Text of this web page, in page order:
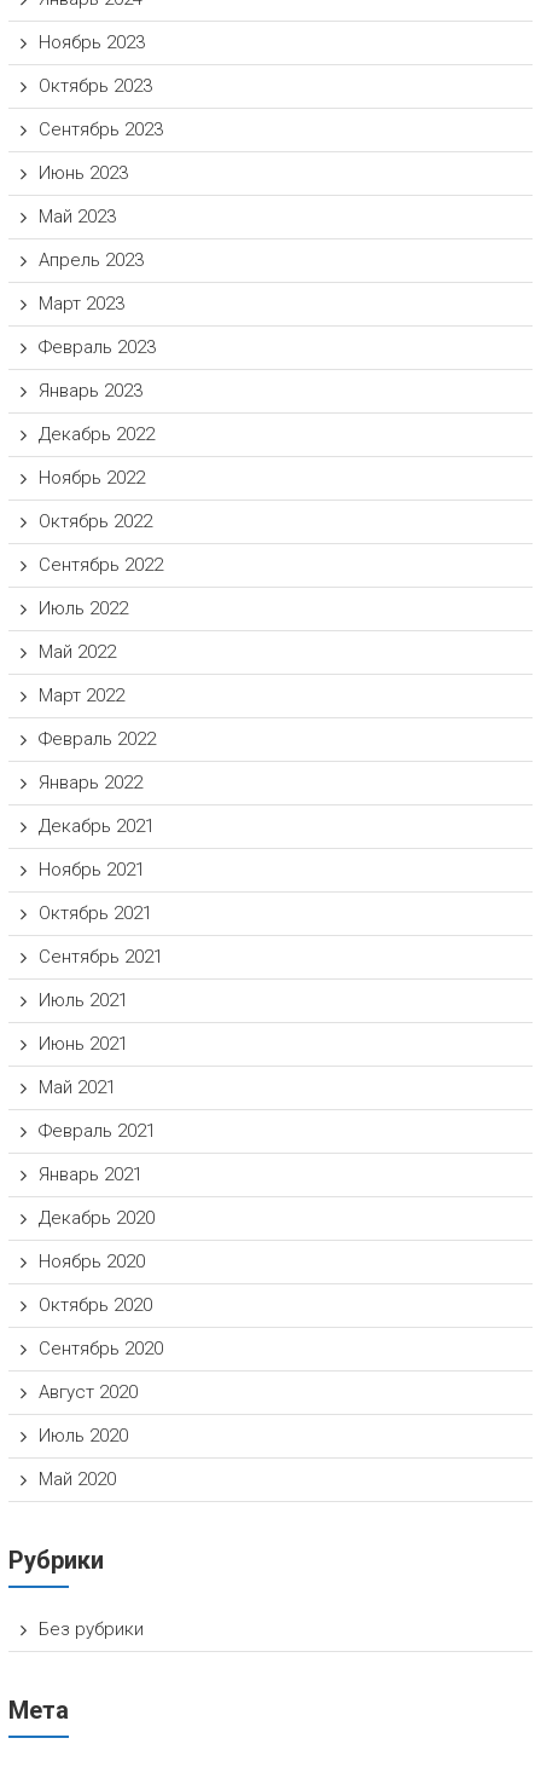
Ноябрь 2023
Октябрь 2023
Сентябрь 2023
Июнь 2023
Май 2023
Апрель 2023
Март 2023
Февраль 2023
Январь 2023
Декабрь 2022
Ноябрь 2022
Октябрь 2022
Сентябрь 2022
Июль 2022
Май 2022
Март 2022
Февраль 2022
Январь 2022
Декабрь 2021
Ноябрь 2021
Октябрь 2021
Сентябрь 2021
Июль 2021
Июнь 2021
Май 2021
Февраль 2021
Январь 2021
Декабрь 2020
Ноябрь 2020
Октябрь 2020
Сентябрь 2020
Август 2020
Июль 2020
Май 2020
Рубрики
Без рубрики
Мета